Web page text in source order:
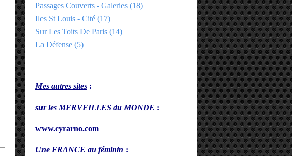
Passages Couverts - Galeries (18)
Iles St Louis - Cité (17)
Sur Les Toits De Paris (14)
La Défense (5)
Mes autres sites :
sur les MERVEILLES du MONDE :
www.cyrarno.com
Une FRANCE au féminin :